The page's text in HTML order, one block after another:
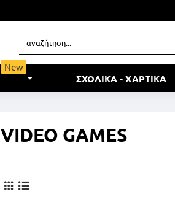
New
ΣΧΟΛΙΚΑ - ΧΑΡΤΙΚΑ
VIDEO GAMES